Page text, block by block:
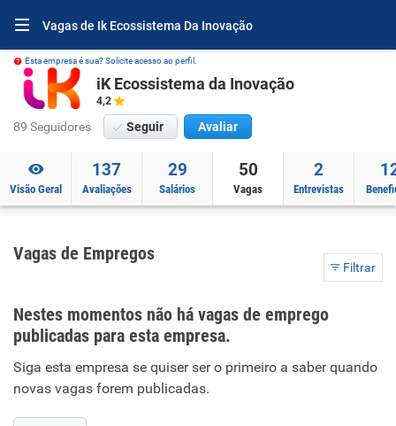
Vagas de Ik Ecossistema Da Inovação
Esta empresa é sua? Solicite acesso ao perfil.
iK Ecossistema da Inovação
4,2
89 Seguidores Seguir Avaliar
Visão Geral
137
Avaliações
29
Salários
50
Vagas
2
Entrevistas
Vagas de Empregos
Filtrar
Nestes momentos não há vagas de emprego
publicadas para esta empresa.
Siga esta empresa se quiser ser o primeiro a saber quando
novas vagas forem publicadas.